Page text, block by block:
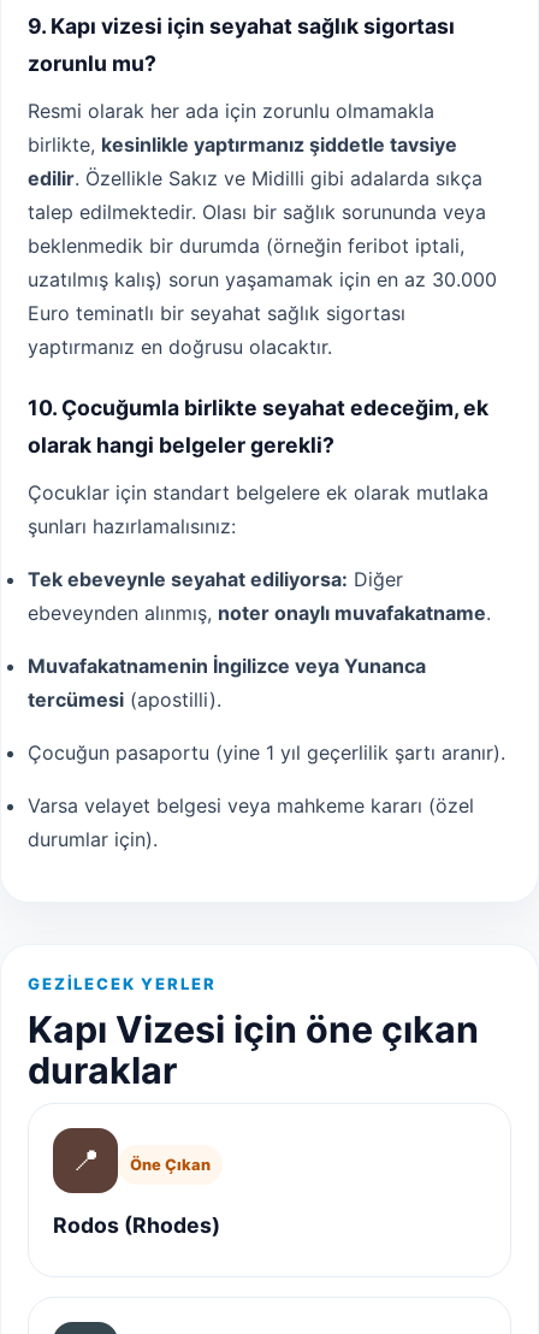
9. Kapı vizesi için seyahat sağlık sigortası
zorunlu mu?
Resmi olarak her ada için zorunlu olmamakla
birlikte, kesinlikle yaptırmanız şiddetle tavsiye
edilir. Özellikle Sakız ve Midilli gibi adalarda sıkça
talep edilmektedir. Olası bir sağlık sorununda veya
beklenmedik bir durumda (örneğin feribot iptali,
uzatılmış kalış) sorun yaşamamak için en az 30.000
Euro teminatlı bir seyahat sağlık sigortası
yaptırmanız en doğrusu olacaktır.
10. Çocuğumla birlikte seyahat edeceğim, ek
olarak hangi belgeler gerekli?
Çocuklar için standart belgelere ek olarak mutlaka
şunları hazırlamalısınız:
Tek ebeveynle seyahat ediliyorsa: Diğer
ebeveynden alınmış, noter onaylı muvafakatname.
Muvafakatnamenin İngilizce veya Yunanca
tercümesi (apostilli).
Çocuğun pasaportu (yine 1 yıl geçerlilik şartı aranır).
Varsa velayet belgesi veya mahkeme kararı (özel
durumlar için).
GEZILECEK YERLER
Kapı Vizesi için öne çıkan
duraklar
📍 Öne Çıkan
Rodos (Rhodes)